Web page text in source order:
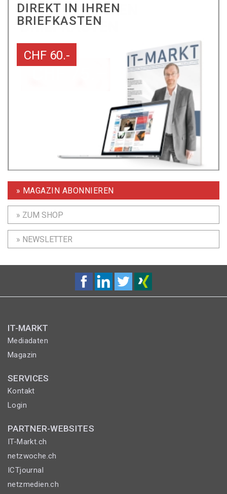
DIREKT IN IHREN
BRIEFKASTEN
CHF 60.-
» MAGAZIN ABONNIEREN
» ZUM SHOP
» NEWSLETTER
IT-MARKT
Mediadaten
Magazin
SERVICES
Kontakt
Login
PARTNER-WEBSITES
IT-Markt.ch
netzwoche.ch
ICTjournal
netzmedien.ch